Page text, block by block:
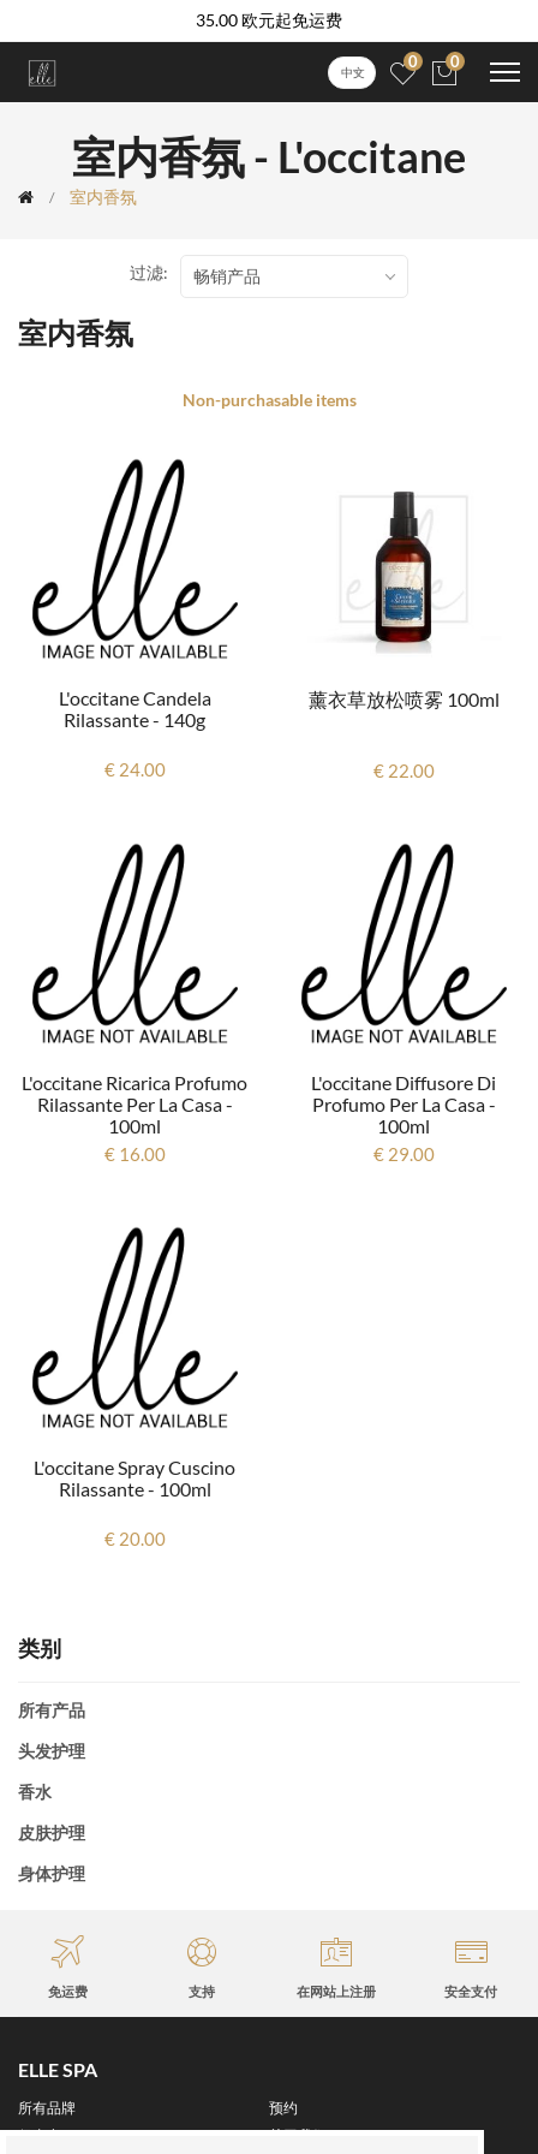
35.00 欧元起免运费
中文
0 0
室内香氛 - L'occitane
室内香氛
类别
所有产品
头发护理
香水
皮肤护理
身体护理
室内香氛
过滤: 畅销产品
Non-purchasable items
L'occitane Candela
Rilassante - 140g
€ 24.00
薰衣草放松喷雾 100ml
€ 22.00
L'occitane Ricarica Profumo
Rilassante Per La Casa -
100ml
€ 16.00
L'occitane Diffusore Di
Profumo Per La Casa -
100ml
€ 29.00
L'occitane Spray Cuscino
Rilassante - 100ml
€ 20.00
免运费 支持 在网站上注册 安全支付
ELLE SPA
所有品牌
预约
保真卡
关于我们